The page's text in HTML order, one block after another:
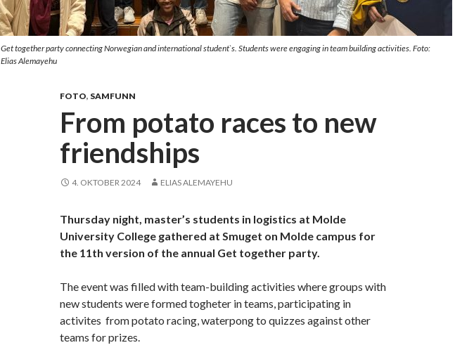
Get together party connecting Norwegian and international student`s. Students were engaging in team building activities. Foto:
Elias Alemayehu
FOTO, SAMFUNN
From potato races to new
friendships
4. OKTOBER 2024 ELIAS ALEMAYEHU
Thursday night, master’s students in logistics at Molde
University College gathered at Smuget on Molde campus for
the 11th version of the annual Get together party.
The event was filled with team-building activities where groups with
new students were formed togheter in teams, participating in
activites from potato racing, waterpong to quizzes against other
teams for prizes.